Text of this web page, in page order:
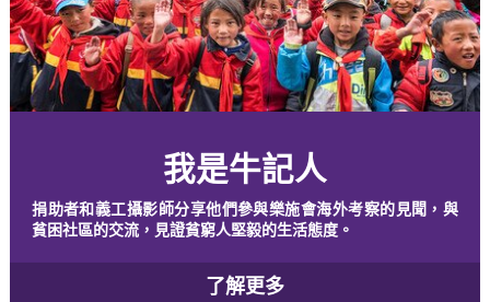
我是牛記人
捐助者和義工攝影師分享他們參與樂施會海外考察的見聞，與
貧困社區的交流，見證貧窮人堅毅的生活態度。
了解更多